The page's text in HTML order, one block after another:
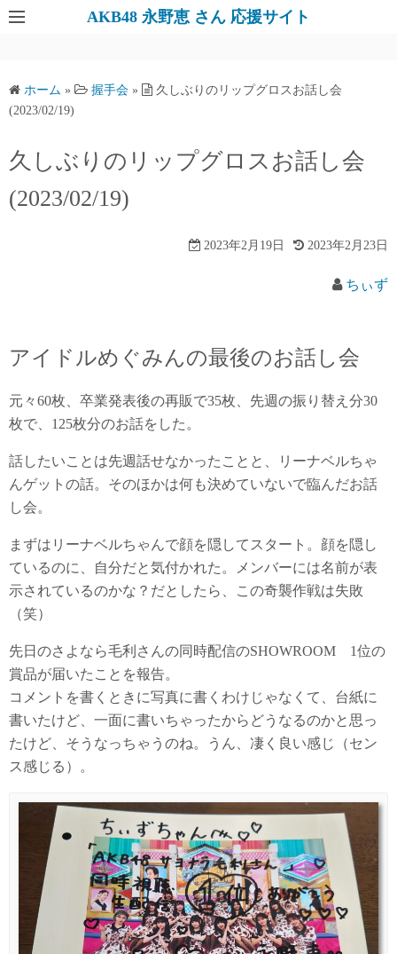
AKB48 永野恵 さん 応援サイト
ホーム » 握手会 »
久しぶりのリップグロスお話し会
(2023/02/19)
久しぶりのリップグロスお話し会
(2023/02/19)
2023年2月19日 2023年2月23日
ちぃず
アイドルめぐみんの最後のお話し会
元々60枚、卒業発表後の再販で35枚、先週の振り替え分30
枚で、125枚分のお話をした。
話したいことは先週話せなかったことと、リーナベルちゃ
んゲットの話。そのほかは何も決めていないで臨んだお話
し会。
まずはリーナベルちゃんで顔を隠してスタート。顔を隠し
ているのに、自分だと気付かれた。メンバーには名前が表
示されているのかな？だとしたら、この奇襲作戦は失敗
（笑）
先日のさよなら毛利さんの同時配信のSHOWROOM 1位の
賞品が届いたことを報告。
コメントを書くときに写真に書くわけじゃなくて、台紙に
書いたけど、一面に書いちゃったからどうなるのかと思っ
たけど、そうなっちゃうのね。うん、凄く良い感じ（セン
ス感じる）。